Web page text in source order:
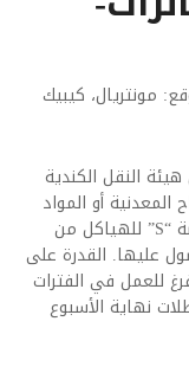
النقل الكندية
أو المواد
المركبة. رخصة قيادة سارية بالإضافة إلى رخصة “S” للهياكل من
عليها. القدرة على
للعمل في الفترات
نهاية الأسبوع